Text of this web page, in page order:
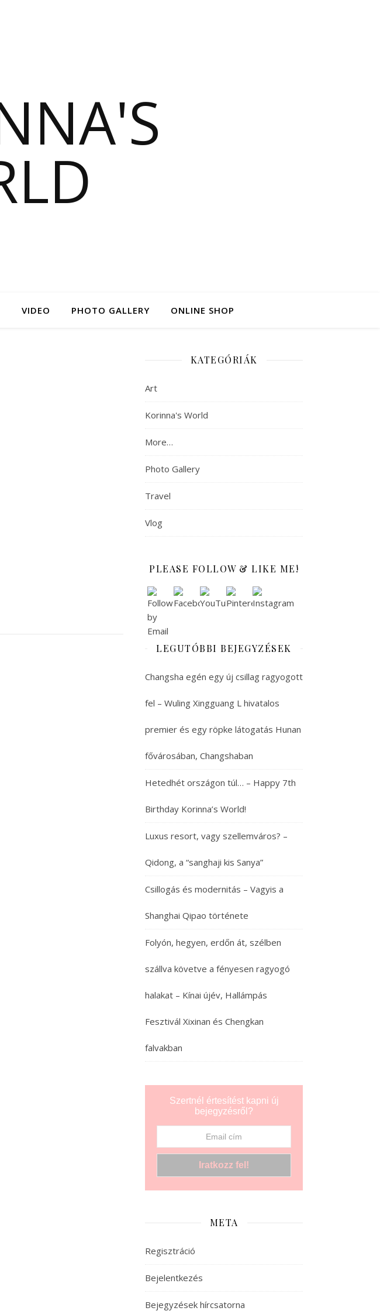
VIDEO PHOTO GALLERY ONLINE SHOP
KATEGÓRIÁK
Art
Korinna's World
More…
Photo Gallery
Travel
Vlog
PLEASE FOLLOW & LIKE ME!
LEGUTÓBBI BEJEGYZÉSEK
Changsha egén egy új csillag ragyogott
fel – Wuling Xingguang L hivatalos
premier és egy röpke látogatás Hunan
fővárosában, Changshaban
Hetedhét országon túl… – Happy 7th
Birthday Korinna’s World!
Luxus resort, vagy szellemváros? –
Qidong, a “sanghaji kis Sanya”
Csillogás és modernitás – Vagyis a
Shanghai Qipao története
Folyón, hegyen, erdőn át, szélben
szállva követve a fényesen ragyogó
halakat – Kínai újév, Hallámpás
Fesztivál Xixinan és Chengkan
falvakban
Szertnél értesítést kapni új
bejegyzésről?
META
Regisztráció
Bejelentkezés
Bejegyzések hírcsatorna